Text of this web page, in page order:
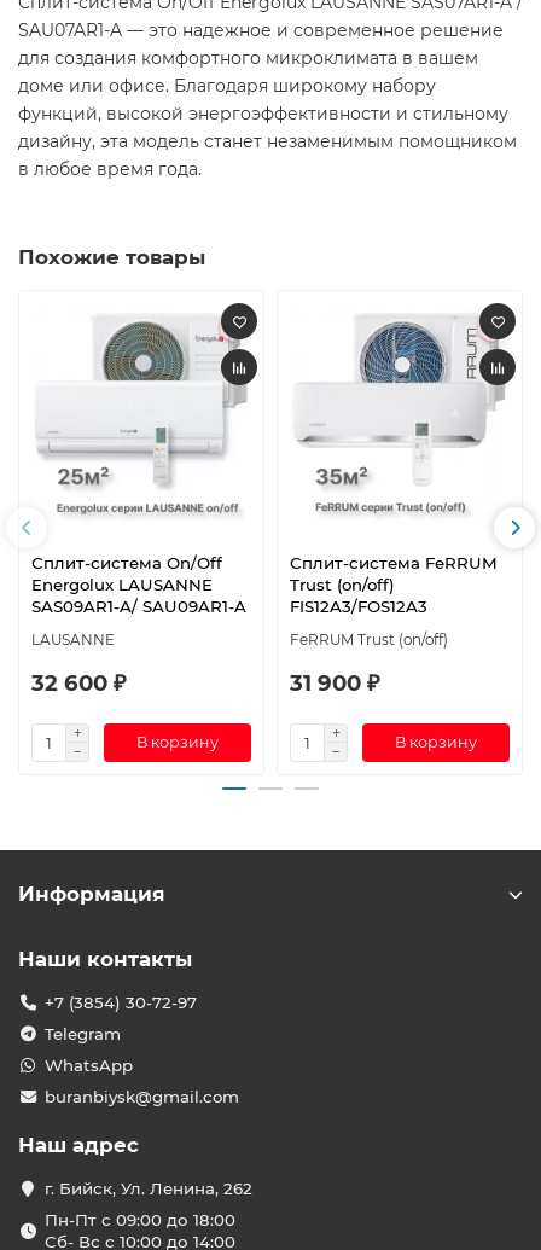
SAU07AR1-A — это надежное и современное решение
для создания комфортного микроклимата в вашем
доме или офисе. Благодаря широкому набору
функций, высокой энергоэффективности и стильному
дизайну, эта модель станет незаменимым помощником
в любое время года.​
Похожие товары
Сплит-система On/Off
Energolux LAUSANNE
SAS09AR1-A/ SAU09AR1-A
LAUSANNE
32 600 ₽
В корзину
Сплит-система FeRRUM
Trust (on/off)
FIS12A3/FOS12A3
FeRRUM Trust (on/off)
31 900 ₽
В корзину
Информация
Наши контакты
+7 (3854) 30-72-97
Telegram
WhatsApp
buranbiysk@gmail.com
Наш адрес
г. Бийск, Ул. Ленина, 262
Пн-Пт с 09:00 до 18:00
Сб- Вс с 10:00 до 14:00